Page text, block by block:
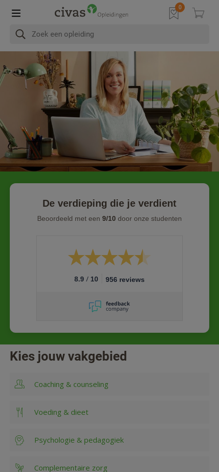
De verdieping die je verdient
Beoordeeld met een 9/10 door onze studenten
8.9 / 10 956 reviews
Kies jouw vakgebied
Coaching & counseling
Voeding & dieet
Psychologie & pedagogiek
Complementaire zorg